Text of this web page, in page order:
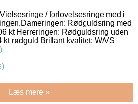
/ forlovelsesringe med i
Rødguldsring med
kt Herreringen: Rødguldsring uden
kt rødguld Brillant kvalitet: W/VS
Læs mere »